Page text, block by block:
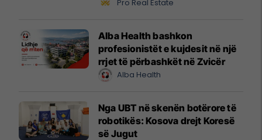
Pro Real Estate
Alba Health bashkon
profesionistët e kujdesit në një
rrjet të përbashkët në Zvicër
Alba Health
Nga UBT në skenën botërore të
robotikës: Kosova drejt Koresë
së Jugut